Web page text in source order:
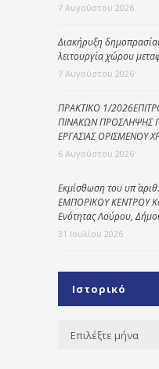
7 Αυγούστου 2026
Διακήρυξη
λειτουργία χώρου
7 Αυγούστου 2026
ΠΡΑΚΤΙΚΟ 1/
ΠΙΝΑΚΩΝ ΠΡΟΣΛΗΨΗΣ
ΕΡΓΑΣΙΑΣ ΟΡΙΣΜΕΝΟΥ
6 Αυγούστου 2026
Εκμίσθωση του υπ΄
ΕΜΠΟΡΙΚΟΥ ΚΕΝΤΡΟΥ
Ενότητας Λούρου,
31 Ιουλίου 2026
Ιστορικό
Ιστορικό